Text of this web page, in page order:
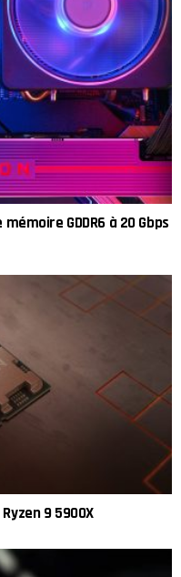
mémoire GDDR6 à 20 Gbps
9 5900X